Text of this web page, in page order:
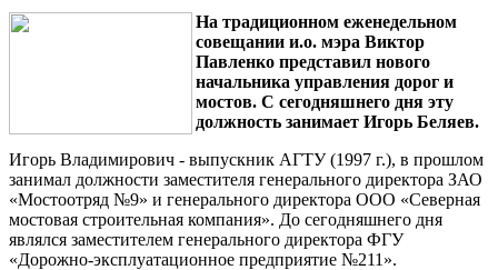
На традиционном еженедельном
совещании и.о. мэра Виктор
Павленко представил нового
начальника управления дорог и
мостов. С сегодняшнего дня эту
должность занимает Игорь Беляев.
Игорь Владимирович - выпускник АГТУ (1997 г.), в прошлом
занимал должности заместителя генерального директора ЗАО
«Мостоотряд №9» и генерального директора ООО «Северная
мостовая строительная компания». До сегодняшнего дня
являлся заместителем генерального директора ФГУ
«Дорожно-эксплуатационное предприятие №211».